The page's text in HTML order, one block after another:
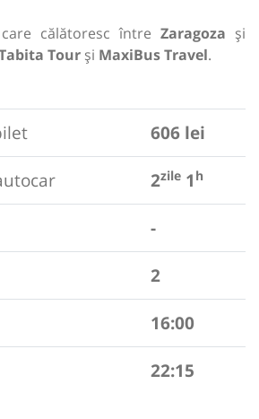
care călătoresc între Zaragoza și
Tour și MaxiBus Travel.
606 lei
2zile 1 h
-
2
16:00
22:15